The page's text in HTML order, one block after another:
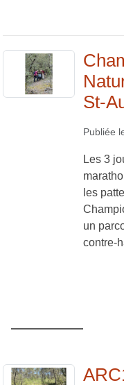
St-
Publiée
Les 3
les
un
contre-